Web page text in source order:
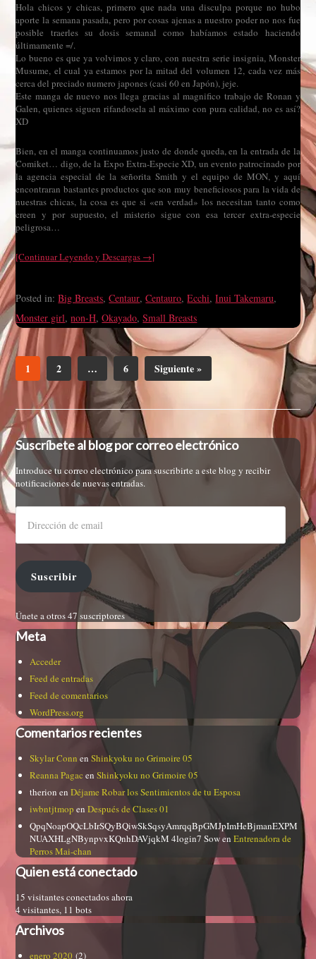
Hola chicos y chicas, primero que nada una disculpa porque no hubo
aporte la semana pasada, pero por cosas ajenas a nuestro poder no nos fue
posible traerles su dosis semanal como habíamos estado haciendo
últimamente =/.
Lo bueno es que ya volvimos y claro, con nuestra serie insignia, Monster
Musume, el cual ya estamos por la mitad del volumen 12, cada vez más
cerca del preciado numero japones (casi 60 en Japón), jeje.
Este manga de nuevo nos llega gracias al magnifico trabajo de Ronan y
Galen, quienes siguen rifandosela al máximo con pura calidad, no es así?
XD
Bien, en el manga continuamos justo de donde queda, en la entrada de la
Comiket… digo, de la Expo Extra-Especie XD, un evento patrocinado por
la agencia especial de la señorita Smith y el equipo de MON, y aquí
encontraran bastantes productos que son muy beneficiosos para la vida de
nuestras chicas, la cosa es que si «en verdad» los necesitan tanto como
creen y por supuesto, el misterio sigue con esa tercer extra-especie
peligrosa…
[Continuar Leyendo y Descargas →]
Posted in:Big Breasts,Centaur,Centauro,Ecchi,Inui Takemaru,
Monster girl,non-H,Okayado,Small Breasts
1 2 … 6 Siguiente »
Suscríbete al blog por correo electrónico
Introduce tu correo electrónico para suscribirte a este blog y recibir
notificaciones de nuevas entradas.
Suscribir
Únete a otros 47 suscriptores
Meta
Acceder
Feed de entradas
Feed de comentarios
WordPress.org
Comentarios recientes
Skylar Conn enShinkyoku no Grimoire 05
Reanna Pagac enShinkyoku no Grimoire 05
therion enDéjame Robar los Sentimientos de tu Esposa
iwbntjtmop enDespués de Clases 01
QpqNoapOQcLbIrSQyBQiwSkSqsyAmrqqBpGMJpImHeBjmanEXPM
NUAXHLgNBynpvxKQnhDAVjqkM 4login7 SowenEntrenadora de
Perros Mai-chan
Quien está conectado
15 visitantes conectados ahora
4 visitantes, 11 bots
Archivos
enero 2020 (2)